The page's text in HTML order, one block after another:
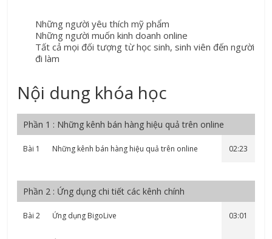
Những người yêu thích mỹ phẩm
Những người muốn kinh doanh online
Tất cả mọi đối tượng từ học sinh, sinh viên đến người
đi làm
Nội dung khóa học
Phần 1 : Những kênh bán hàng hiệu quả trên online
Bài 1 Những kênh bán hàng hiệu quả trên online 02:23
Phần 2 : Ứng dụng chi tiết các kênh chính
Bài 2 Ứng dụng BigoLive 03:01